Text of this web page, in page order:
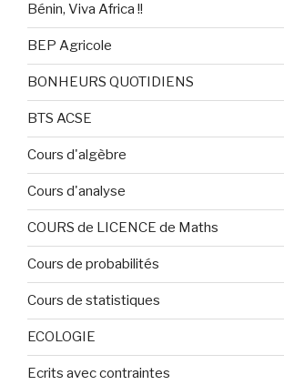
Bénin, Viva Africa !!
BEP Agricole
BONHEURS QUOTIDIENS
BTS ACSE
Cours d'algèbre
Cours d'analyse
COURS de LICENCE de Maths
Cours de probabilités
Cours de statistiques
ECOLOGIE
Ecrits avec contraintes